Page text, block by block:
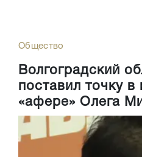
Общество
Волгоградский
поставил точку
«афере» Олега